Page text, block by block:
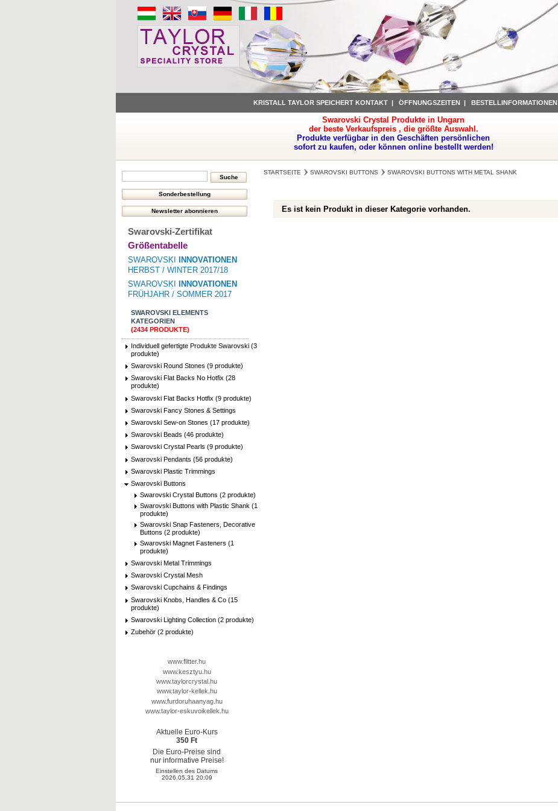
KRISTALL TAYLOR SPEICHERT KONTAKT | ÖFFNUNGSZEITEN | BESTELLINFORMATIONEN
Swarovski Crystal Produkte in Ungarn
der beste Verkaufspreis , die größte Auswahl.
Produkte verfügbar in den Geschäften persönlichen
sofort zu kaufen, oder können online bestellt werden!
Swarovski-Zertifikat
Größentabelle
SWAROVSKI
INNOVATIONEN
HERBST / WINTER 2017/18
SWAROVSKI
INNOVATIONEN
FRÜHJAHR / SOMMER 2017
SWAROVSKI ELEMENTS
KATEGORIEN
(2434 PRODUKTE)
Individuell gefertigte Produkte Swarovski (3
produkte)
Swarovski Round Stones (9 produkte)
Swarovski Flat Backs No Hotfix (28
produkte)
Swarovski Flat Backs Hotfix (9 produkte)
Swarovski Fancy Stones & Settings
Swarovski Sew-on Stones (17 produkte)
Swarovski Beads (46 produkte)
Swarovski Crystal Pearls (9 produkte)
Swarovski Pendants (56 produkte)
Swarovski Plastic Trimmings
Swarovski Buttons
Swarovski Crystal Buttons (2 produkte)
Swarovski Buttons with Plastic Shank (1
produkte)
Swarovski Snap Fasteners, Decorative
Buttons (2 produkte)
Swarovski Magnet Fasteners (1
produkte)
Swarovski Metal Trimmings
Swarovski Crystal Mesh
Swarovski Cupchains & Findings
Swarovski Knobs, Handles & Co (15
produkte)
Swarovski Lighting Collection (2 produkte)
Zubehör (2 produkte)
www.flitter.hu
www.kesztyu.hu
www.taylorcrystal.hu
www.taylor-kellek.hu
www.furdoruhaanyag.hu
www.taylor-eskuvoikellek.hu
Aktuelle Euro-Kurs
350 Ft
Die Euro-Preise sind
nur informative Preise!
Einstellen des Datums
2026.05.31 20:09
STARTSEITE SWAROVSKI BUTTONS SWAROVSKI BUTTONS WITH METAL SHANK
Es ist kein Produkt in dieser Kategorie vorhanden.